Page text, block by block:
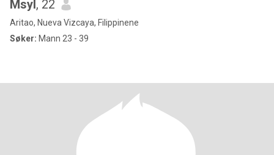
Msyl, 22
Aritao, Nueva Vizcaya, Filippinene
Søker: Mann 23 - 39